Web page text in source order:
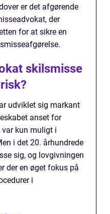
er det afgørende
der
for at sikre en
skilsmisse
udviklet sig markant
anset for
kun muligt i
i det 20. århundrede
sig, og lovgivningen
der en øget fokus på
i